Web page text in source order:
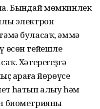
Бындай мөмкинлек
электрон
буласаҡ, әммә
өсөн тейешле
Хәтерегеҙгә
араға йөрөүсе
һатып алыу һәм
биометрияны